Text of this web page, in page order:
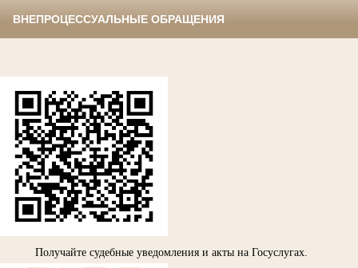
ВНЕПРОЦЕССУАЛЬНЫЕ ОБРАЩЕНИЯ
Получайте судебные уведомления и акты на Госуслугах.